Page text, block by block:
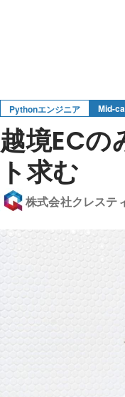
Pythonエンジニア Mid-
越境EC
ト求む
株式会社クレステ